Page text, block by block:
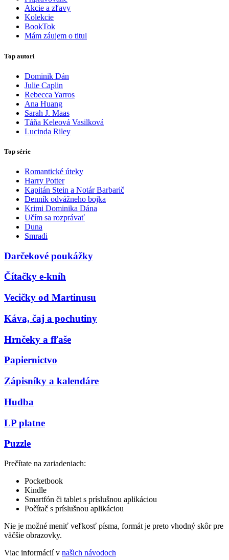
Akcie a zľavy
Kolekcie
BookTok
Mám záujem o titul
Top autori
Dominik Dán
Julie Caplin
Rebecca Yarros
Ana Huang
Sarah J. Maas
Táňa Keleová Vasilková
Lucinda Riley
Top série
Romantické úteky
Harry Potter
Kapitán Stein a Notár Barbarič
Denník odvážneho bojka
Krimi Dominika Dána
Učím sa rozprávať
Duna
Smradi
Darčekové poukážky
Čítačky e-kníh
Vecičky od Martinusu
Káva, čaj a pochutiny
Hrnčeky a fľaše
Papiernictvo
Zápisníky a kalendáre
Hudba
LP platne
Puzzle
Prečítate na zariadeniach:
Pocketbook
Kindle
Smartfón či tablet s príslušnou aplikáciou
Počítač s príslušnou aplikáciou
Nie je možné meniť veľkosť písma, formát je preto vhodný skôr pre
väčšie obrazovky.
Viac informácií v našich návodoch